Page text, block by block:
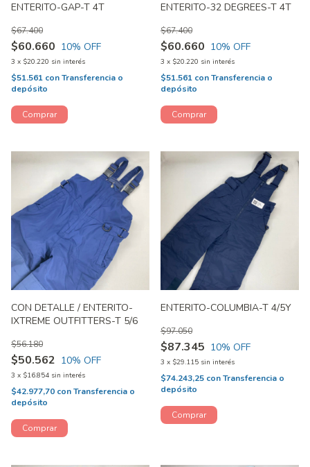
ENTERITO-GAP-T 4T
$60.660
$67.400
10% OFF
3 x $20.220 sin interés
$51.561 conTransferencia o
depósito
ENTERITO-32 DEGREES-T 4T
$60.660
$67.400
10% OFF
3 x $20.220 sin interés
$51.561 conTransferencia o
depósito
CON DETALLE / ENTERITO-
IXTREME OUTFITTERS-T 5/6
$50.562
$56.180
10% OFF
3 x $16.854 sin interés
$42.977,70 conTransferencia o
depósito
ENTERITO-COLUMBIA-T 4/5Y
$87.345
$97.050
10% OFF
3 x $29.115 sin interés
$74.243,25 conTransferencia o
depósito